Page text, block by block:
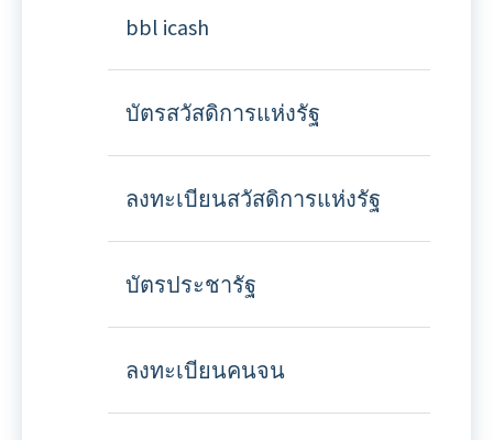
bbl icash
บัตรสวัสดิการแห่งรัฐ
ลงทะเบียนสวัสดิการแห่งรัฐ
บัตรประชารัฐ
ลงทะเบียนคนจน